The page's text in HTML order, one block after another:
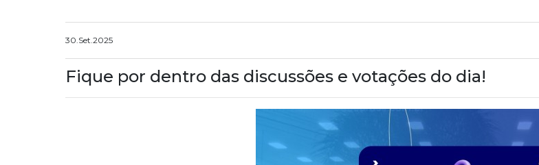
30.Set.2025
Fique por dentro das discussões e votações do dia!